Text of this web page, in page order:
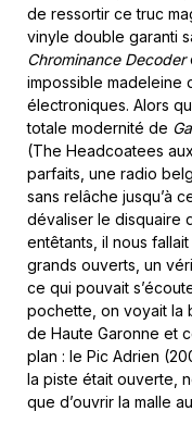
de ressortir ce truc
vinyle double garanti
Chrominance Decoder
impossible madeleine
électroniques. Alors
totale modernité de
(The Headcoatees
parfaits, une radio
sans relâche jusqu’à
dévaliser le disquaire
entêtants, il nous fallait
grands ouverts, un
ce qui pouvait
pochette, on voyait la
de Haute Garonne et
plan : le Pic Adrien
la piste était ouverte,
que d’ouvrir la malle